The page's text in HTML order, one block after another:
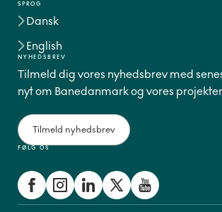
SPROG
Dansk
English
FØLG OS
NYHEDSBREV
Tilmeld dig vores nyhedsbrev med
nyt om Banedanmark og vores
Tilmeld nyhedsbrev